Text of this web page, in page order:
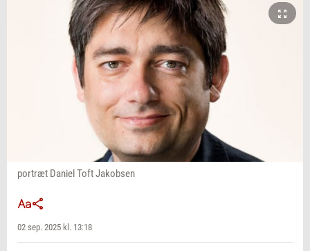
portræt Daniel Toft Jakobsen
02 sep. 2025 kl. 13:18